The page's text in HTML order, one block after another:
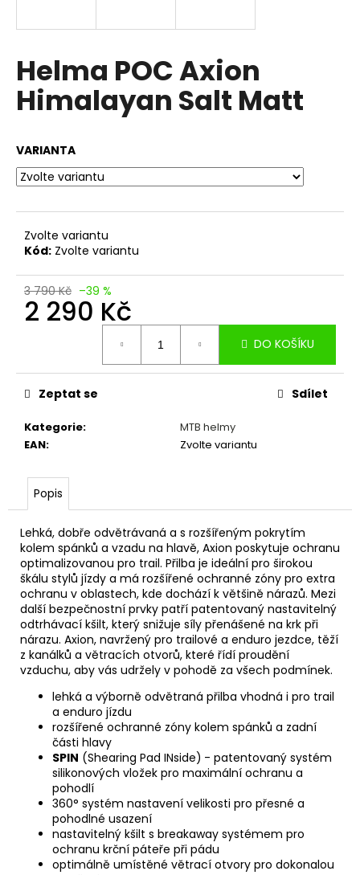
Helma POC Axion
Himalayan Salt Matt
VARIANTA
Zvolte variantu
Kód: Zvolte variantu
3 790 Kč –39 %
2 290 Kč
DO KOŠÍKU
Kategorie:
MTB helmy
EAN: Zvolte variantu
Zeptat se Sdílet
Popis
Lehká, dobře odvětrávaná a s rozšířeným pokrytím
kolem spánků a vzadu na hlavě, Axion poskytuje ochranu
optimalizovanou pro trail. Přilba je ideální pro širokou
škálu stylů jízdy a má rozšířené ochranné zóny pro extra
ochranu v oblastech, kde dochází k většině nárazů. Mezi
další bezpečnostní prvky patří patentovaný nastavitelný
odtrhávací kšilt, který snižuje síly přenášené na krk při
nárazu. Axion, navržený pro trailové a enduro jezdce, těží
z kanálků a větracích otvorů, které řídí proudění
vzduchu, aby vás udržely v pohodě za všech podmínek.
lehká a výborně odvětraná přilba vhodná i pro trail
a enduro jízdu
rozšířené ochranné zóny kolem spánků a zadní
části hlavy
SPIN (Shearing Pad INside) - patentovaný systém
silikonových vložek pro maximální ochranu a
pohodlí
360° systém nastavení velikosti pro přesné a
pohodlné usazení
nastavitelný kšilt s breakaway systémem pro
ochranu krční páteře při pádu
optimálně umístěné větrací otvory pro dokonalou
í
t
?
HLEDAT
D
o
p
o
u
m
e
PŘILBA
O'NEAL
TRAPPER
SOLID
CARAMEL
2
159
Kč